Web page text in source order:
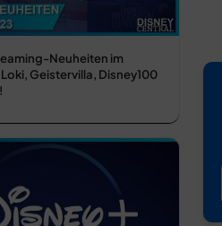
Neuheiten im
Geistervilla, Disney100